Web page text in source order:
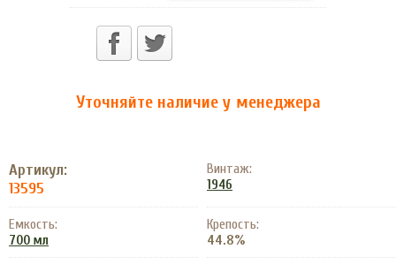
Уточняйте наличие у менеджера
Артикул:
13595
Винтаж:
1946
Емкость:
700 мл
Крепость:
44.8%